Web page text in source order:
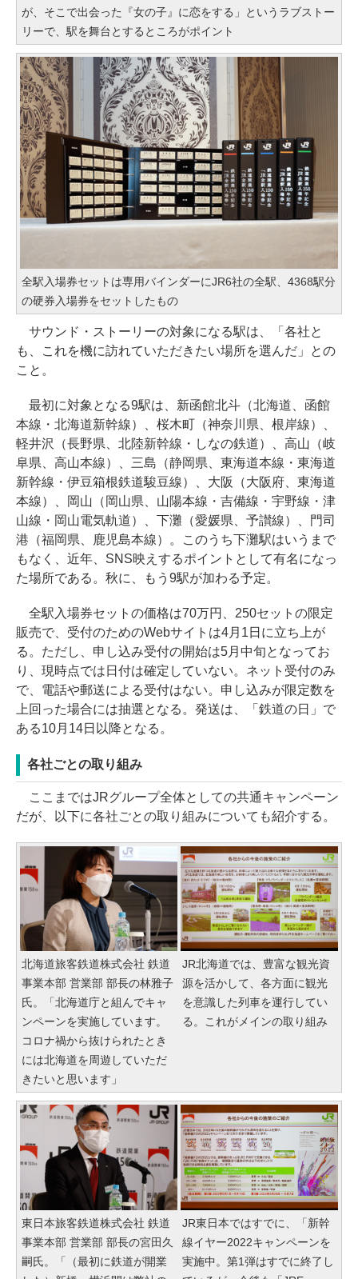
が、そこで出会った『女の子』に恋をする」というラブストー
リーで、駅を舞台とするところがポイント
全駅入場券セットは専用バインダーにJR6社の全駅、4368駅分
の硬券入場券をセットしたもの
サウンド・ストーリーの対象になる駅は、「各社と
も、これを機に訪れていただきたい場所を選んだ」との
こと。
最初に対象となる9駅は、新函館北斗（北海道、函館
本線・北海道新幹線）、桜木町（神奈川県、根岸線）、
軽井沢（長野県、北陸新幹線・しなの鉄道）、高山（岐
阜県、高山本線）、三島（静岡県、東海道本線・東海道
新幹線・伊豆箱根鉄道駿豆線）、大阪（大阪府、東海道
本線）、岡山（岡山県、山陽本線・吉備線・宇野線・津
山線・岡山電気軌道）、下灘（愛媛県、予讃線）、門司
港（福岡県、鹿児島本線）。このうち下灘駅はいうまで
もなく、近年、SNS映えするポイントとして有名になっ
た場所である。秋に、もう9駅が加わる予定。
全駅入場券セットの価格は70万円、250セットの限定
販売で、受付のためのWebサイトは4月1日に立ち上が
る。ただし、申し込み受付の開始は5月中旬となってお
り、現時点では日付は確定していない。ネット受付のみ
で、電話や郵送による受付はない。申し込みが限定数を
上回った場合には抽選となる。発送は、「鉄道の日」で
ある10月14日以降となる。
各社ごとの取り組み
ここまではJRグループ全体としての共通キャンペーン
だが、以下に各社ごとの取り組みについても紹介する。
北海道旅客鉄道株式会社 鉄道
事業本部 営業部 部長の林雅子
氏。「北海道庁と組んでキャ
ンペーンを実施しています。
コロナ禍から抜けられたとき
には北海道を周遊していただ
きたいと思います」
JR北海道では、豊富な観光資
源を活かして、各方面に観光
を意識した列車を運行してい
る。これがメインの取り組み
東日本旅客鉄道株式会社 鉄道
事業本部 営業部 部長の宮田久
嗣氏。「（最初に鉄道が開業
JR東日本ではすでに、「新幹
線イヤー2022キャンペーンを
実施中。第1弾はすでに終了し